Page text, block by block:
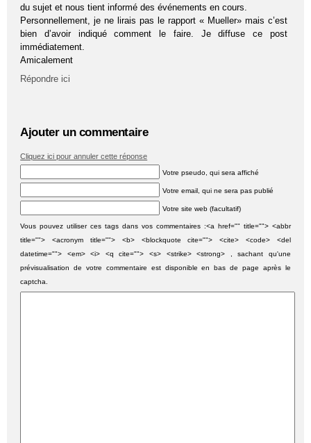
du sujet et nous tient informé des événements en cours.
Personnellement, je ne lirais pas le rapport « Mueller» mais c’est
bien d’avoir indiqué comment le faire. Je diffuse ce post
immédiatement.
Amicalement
Répondre ici
Ajouter un commentaire
Cliquez ici pour annuler cette réponse
Votre pseudo, qui sera affiché
Votre email, qui ne sera pas publié
Votre site web (facultatif)
Vous pouvez utiliser ces tags dans vos commentaires :<a href="" title=""> <abbr
title=""> <acronym title=""> <b> <blockquote cite=""> <cite> <code> <del
datetime=""> <em> <i> <q cite=""> <s> <strike> <strong> , sachant qu'une
prévisualisation de votre commentaire est disponible en bas de page après le
captcha.